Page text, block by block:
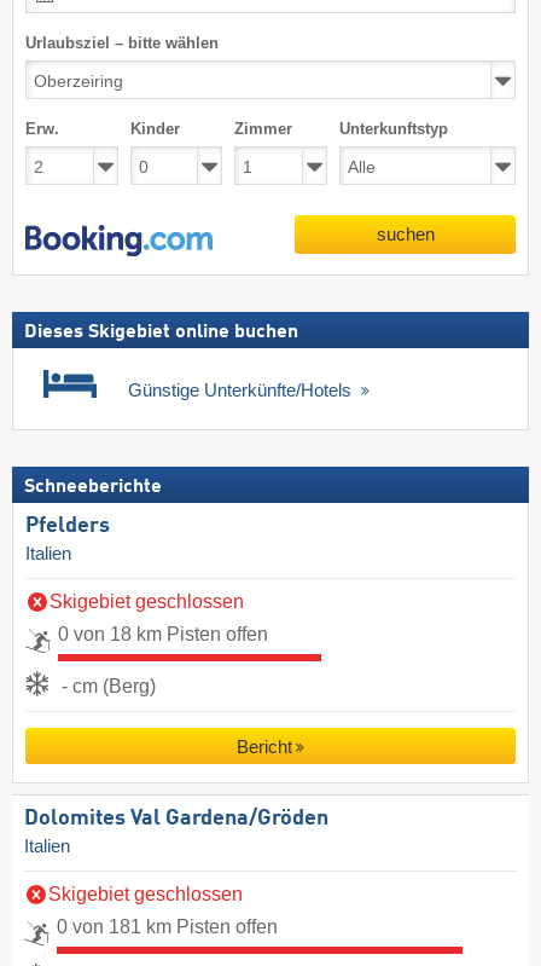
Urlaubsziel – bitte wählen
Erw. Kinder Zimmer Unterkunftstyp
suchen
Dieses Skigebiet online buchen
Günstige Unterkünfte/Hotels
Schneeberichte
Pfelders
Italien
Skigebiet geschlossen
0 von 18 km Pisten offen
- cm (Berg)
Bericht
Dolomites Val Gardena/​Gröden
Italien
Skigebiet geschlossen
0 von 181 km Pisten offen